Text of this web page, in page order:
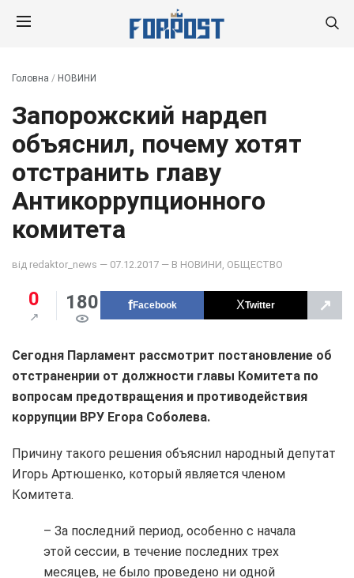
Головна / НОВИНИ
Запорожский нардеп
объяснил, почему хотят
отстранить главу
Антикоррупционного
комитета
від redaktor_news — 07.12.2017 — В НОВИНИ ОБЩЕСТВО
0 180 Facebook Twitter ↗
Сегодня Парламент рассмотрит постановление об
отстраненрии от должности главы Комитета по
вопросам предотвращения и противодействия
коррупции ВРУ Егора Соболева.
Причину такого решения объяснил народный депутат
Игорь Артюшенко, который является членом
Комитета.
– За последний период, особенно с начала
этой сессии, в течение последних трех
месяцев, не было проведено ни одной